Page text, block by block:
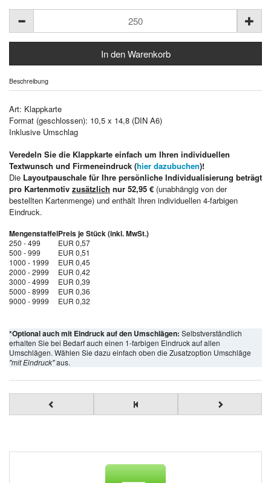
Beschreibung
Art: Klappkarte
Format (geschlossen): 10,5 x 14,8 (DIN A6)
Inklusive Umschlag
Veredeln Sie die Klappkarte einfach um Ihren individuellen
Textwunsch und Firmeneindruck (hier dazubuchen)!
Die Layoutpauschale für Ihre persönliche Individualisierung beträgt
pro Kartenmotiv zusätzlich nur 52,95 € (unabhängig von der
bestellten Kartenmenge) und enthält Ihren individuellen 4-farbigen
Eindruck.
MengenstaffelPreis je Stück (inkl. MwSt.)
250 - 499
EUR 0,57
500 - 999
EUR 0,51
1000 - 1999
EUR 0,45
2000 - 2999
EUR 0,42
3000 - 4999
EUR 0,39
5000 - 8999
EUR 0,36
9000 - 9999
EUR 0,32
*Optional auch mit Eindruck auf den Umschlägen: Selbstverständlich
erhalten Sie bei Bedarf auch einen 1-farbigen Eindruck auf allen
Umschlägen. Wählen Sie dazu einfach oben die Zusatzoption Umschläge
"mit Eindruck"aus.